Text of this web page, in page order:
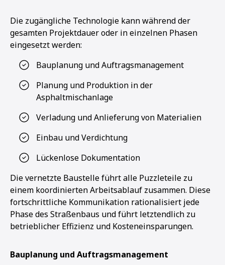
Die zugängliche Technologie kann während der
gesamten Projektdauer oder in einzelnen Phasen
eingesetzt werden:
Bauplanung und Auftragsmanagement
Planung und Produktion in der
Asphaltmischanlage
Verladung und Anlieferung von Materialien
Einbau und Verdichtung
Lückenlose Dokumentation
Die vernetzte Baustelle führt alle Puzzleteile zu
einem koordinierten Arbeitsablauf zusammen. Diese
fortschrittliche Kommunikation rationalisiert jede
Phase des Straßenbaus und führt letztendlich zu
betrieblicher Effizienz und Kosteneinsparungen.
Bauplanung und Auftragsmanagement